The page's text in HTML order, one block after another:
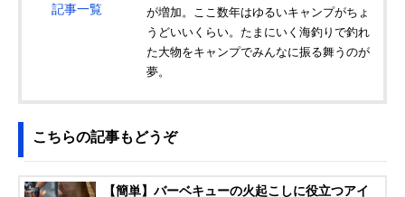
記事一覧
が増加。ここ数年はゆるいキャンプがちょ
うどいいくらい。たまにいく海釣りで釣れ
た大物をキャンプでみんなに振る舞うのが
夢。
こちらの記事もどうぞ
【簡単】バーベキューの火起こしに役立つアイ